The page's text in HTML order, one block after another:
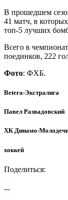
В прошедшем
41 матч, в
топ-5 лучших
Всего в
поединков, 222
Фото: ФХБ.
Betera-Экстралига
Павел Развадовский
ХК Динамо-
хоккей
Поделиться: